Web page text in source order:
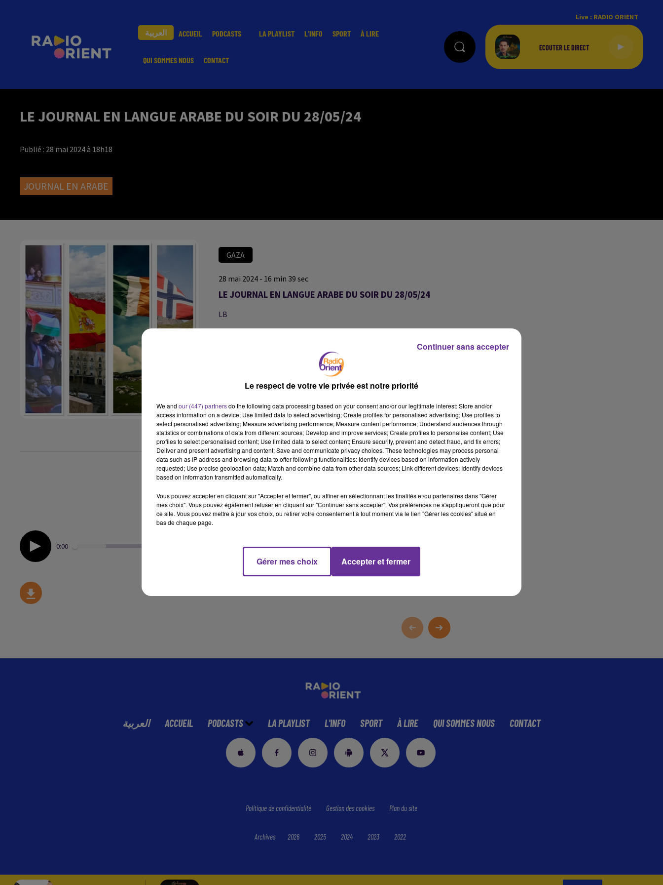
العربية ACCUEIL PODCASTS LA PLAYLIST L'INFO SPORT À LIRE
QUI SOMMES NOUS CONTACT
Live : RADIO ORIENT
LE JOURNAL EN LANGUE ARABE DU SOIR DU 28/05/24
Publié : 28 mai 2024 à 18h18
JOURNAL EN ARABE
GAZA
28 mai 2024 - 16 min 39 sec
LE JOURNAL EN LANGUE ARABE DU SOIR DU 28/05/24
LB
JOURNAL EN LANGUE ARABE
اسبانيا والنروج اعترفتا رسمياً بدولة فلسطين الثلاثاء وايرلندا لحقت بهما
في خطوة وصفتها هذه الدول بنقطة تحول
شجار في مجلس النواب الفرنسي على خلفية رفع نائب من فرنسا الابية
عام فلسطين خلال جلسة للمجلس
احزاب في المعارضة الاسرائيلية تستعد لبحث خطط الاربعاء للاطاحة
بحكومة نتانياهو
الرئاسة الفلسطينية مستعدة للعمل الفوري في معبر رفح وفق اتفاق
٢٠٠٥
مليارات للاجئين
الصين تستضيف منتدى التعاون العربي والصيني بحضور قادة عرب
0:00 16 min 39 sec
العربية ACCUEIL PODCASTS LA PLAYLIST L'INFO SPORT À LIRE QUI SOMMES NOUS CONTACT
Politique de confidentialité Gestion des cookies Plan du site
Archives 2026 2025 2024 2023 2022
Le respect de votre vie privée est notre priorité
We and our (447) partnersdo the following data processing based on your consent and/or our legitimate interest: Store and/or
access information on a device; Use limited data to select advertising; Create profiles for personalised advertising; Use profiles to
select personalised advertising; Measure advertising performance; Measure content performance; Understand audiences through
statistics or combinations of data from different sources; Develop and improve services; Create profiles to personalise content; Use
profiles to select personalised content; Use limited data to select content; Ensure security, prevent and detect fraud, and fix errors;
Deliver and present advertising and content; Save and communicate privacy choices. These technologies may process personal
data such as IP address and browsing data to offer following functionalities: Identify devices based on information actively
requested; Use precise geolocation data; Match and combine data from other data sources; Link different devices; Identify devices
based on information transmitted automatically.
Vous pouvez accepter en cliquant sur "Accepter et fermer", ou affiner en sélectionnant les finalités et/ou partenaires dans "Gérer
mes choix". Vous pouvez également refuser en cliquant sur "Continuer sans accepter". Vos préférences ne s'appliqueront que pour
ce site. Vous pouvez mettre à jour vos choix, ou retirer votre consentement à tout moment via le lien "Gérer les cookies" situé en
bas de chaque page.
Gérer mes choix Accepter et fermer
Continuer sans accepter